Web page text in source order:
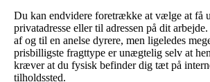
Du kan endvidere foretrække at vælge at få
privatadresse eller til adressen på dit
af og til en anelse dyrere, men ligeledes
prisbilligste fragttype er unægtelig selv at
kræver at du fysisk befinder dig tæt på
tilholdssted.